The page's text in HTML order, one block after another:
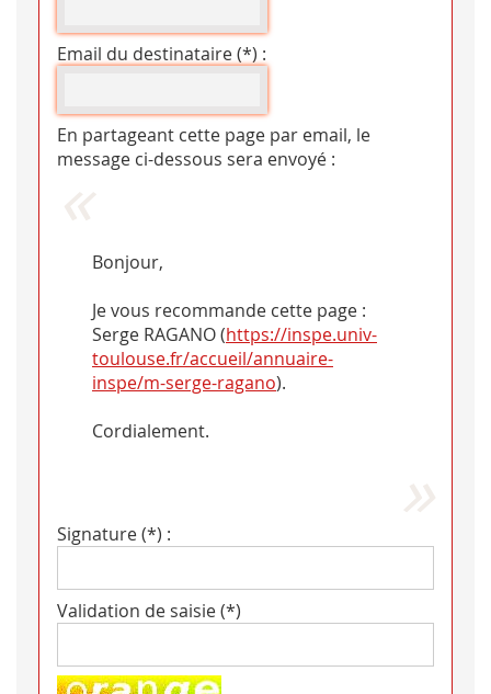
Email du destinataire (*) :
En partageant cette page par email, le
message ci-dessous sera envoyé :
Bonjour,
Je vous recommande cette page :
Serge RAGANO (https://inspe.univ-
toulouse.fr/accueil/annuaire-
inspe/m-serge-ragano).
Cordialement.
Signature (*) :
Validation de saisie (*)